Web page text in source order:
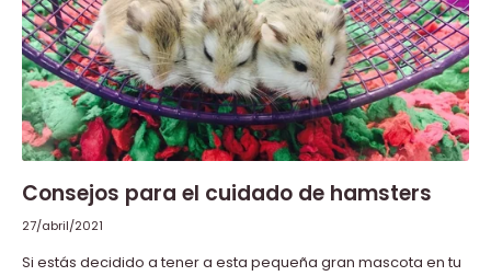
Consejos para el cuidado de hamsters
27/abril/2021
Si estás decidido a tener a esta pequeña gran mascota en tu